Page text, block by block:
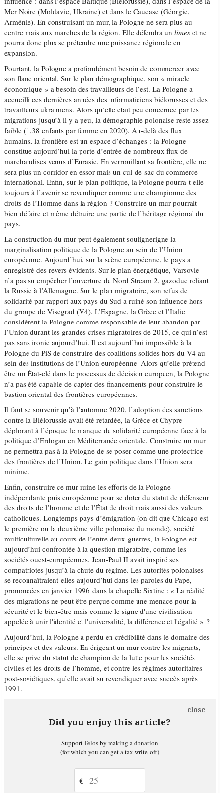
Mer Noire (Moldavie, Ukraine) et dans le Caucase (Géorgie,
Arménie). En construisant un mur, la Pologne ne sera plus au
centre mais aux marches de la région. Elle défendra unlimes et ne
pourra donc plus se prétendre une puissance régionale en
expansion.
Pourtant, la Pologne a profondément besoin de commercer avec
son flanc oriental. Sur le plan démographique, son « miracle
économique » a besoin des travailleurs de l’est. La Pologne a
accueilli ces dernières années des informaticiens biélorusses et des
travailleurs ukrainiens. Alors qu’elle était peu concernée par les
migrations jusqu’à il y a peu, la démographie polonaise reste assez
faible (1,38 enfants par femme en 2020). Au-delà des flux
humains, la frontière est un espace d’échanges : la Pologne
constitue aujourd’hui la porte d’entrée de nombreux flux de
marchandises venus d’Eurasie. En verrouillant sa frontière, elle ne
sera plus un corridor en essor mais un cul-de-sac du commerce
international. Enfin, sur le plan politique, la Pologne pourra-t-elle
toujours à l’avenir se revendiquer comme une championne des
droits de l’Homme dans la région ? Construire un mur pourrait
bien défaire et même détruire une partie de l’héritage régional du
pays.
La construction du mur peut également soulignerigne la
marginalisation politique de la Pologne au sein de l’Union
européenne. Aujourd’hui, sur la scène européenne, le pays a
enregistré des revers évidents. Sur le plan énergétique, Varsovie
n’a pas su empêcher l’ouverture de Nord Stream 2, gazoduc reliant
la Russie à l’Allemagne. Sur le plan migratoire, son refus de
solidarité par rapport aux pays du Sud a ruiné son influence hors
du groupe de Visegrad (V4). L’Espagne, la Grèce et l’Italie
considèrent la Pologne comme responsable de leur abandon par
l’Union durant les grandes crises migratoires de 2015, ce qui n’est
pas sans ironie aujourd’hui. Il est aujourd’hui impossible à la
Pologne du PiS de construire des coalitions solides hors du V4 au
sein des institutions de l’Union européenne. Alors qu’elle prétend
être un État-clé dans le processus de décision européen, la Pologne
n’a pas été capable de capter des financements pour construire le
bastion oriental des frontières européennes.
Il faut se souvenir qu’à l’automne 2020, l’adoption des sanctions
contre la Biélorussie avait été retardée, la Grèce et Chypre
déplorant à l’époque le manque de solidarité européenne face à la
politique d’Erdogan en Méditerranée orientale. Construire un mur
ne permettra pas à la Pologne de se poser comme une protectrice
des frontières de l’Union. Le gain politique dans l’Union sera
minime.
Enfin, construire ce mur ruine les efforts de la Pologne
indépendante puis européenne pour se doter du statut de défenseur
des droits de l’homme et de l’État de droit mais aussi des valeurs
catholiques. Longtemps pays d’émigration (on dit que Chicago est
le première ou la deuxième ville polonaise du monde), société
multiculturelle au cours de l’entre-deux-guerres, la Pologne est
aujourd’hui confrontée à la question migratoire, comme les
sociétés ouest-européennes. Jean-Paul II avait inspiré ses
compatriotes jusqu’à la chute du régime. Les autorités polonaises
se reconnaîtraient-elles aujourd’hui dans les paroles du Pape,
prononcées en janvier 1996 dans la chapelle Sixtine : « La réalité
des migrations ne peut être perçue comme une menace pour la
sécurité et le bien-être mais comme le signe d'une civilisation
appelée à unir l'identité et l'universalité, la différence et l'égalité » ?
Aujourd’hui, la Pologne a perdu en crédibilité dans le domaine des
principes et des valeurs. En érigeant un mur contre les migrants,
elle se prive du statut de champion de la lutte pour les sociétés
civiles et les droits de l’homme, et contre les régimes autoritaires
post-soviétiques, qu’elle avait su revendiquer avec succès après
1991.
Did you enjoy this article?
close
Support Telos by making a donation
(for which you can get a tax write-off)
€